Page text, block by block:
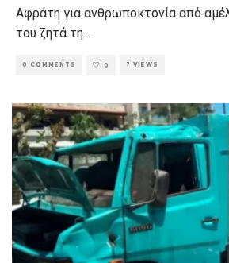
Αφράτη για ανθρωποκτονία από
του ζητά τη...
0 COMMENTS 0 7 VIEWS